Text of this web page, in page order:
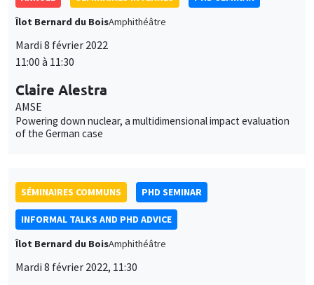
Îlot Bernard du BoisAmphithéâtre
Mardi 8 février 2022
11:00 à 11:30
Claire Alestra
AMSE
Powering down nuclear, a multidimensional impact evaluation
of the German case
SÉMINAIRES COMMUNS PHD SEMINAR
INFORMAL TALKS AND PHD ADVICE
Îlot Bernard du BoisAmphithéâtre
Mardi 8 février 2022, 11:30